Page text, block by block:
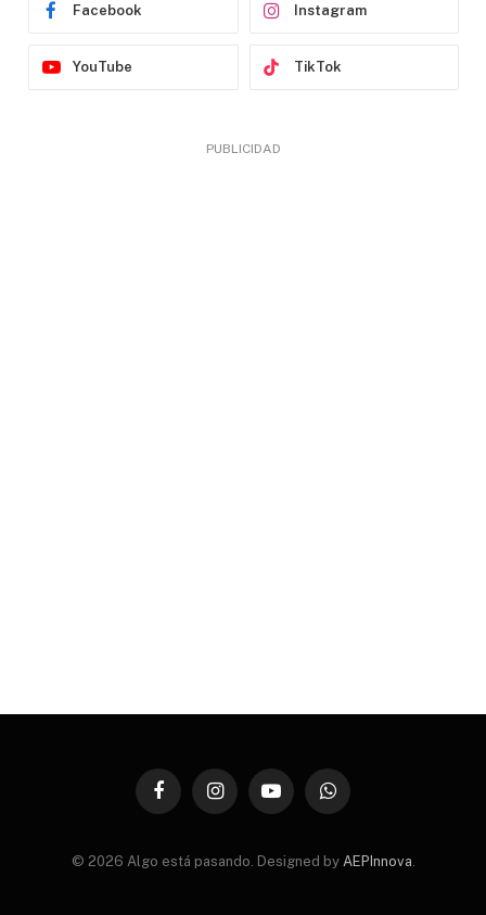
Facebook Instagram
YouTube TikTok
PUBLICIDAD
FacebookInstagramYouTubeWhatsApp
© 2026 Algo está pasando. Designed by AEPInnova